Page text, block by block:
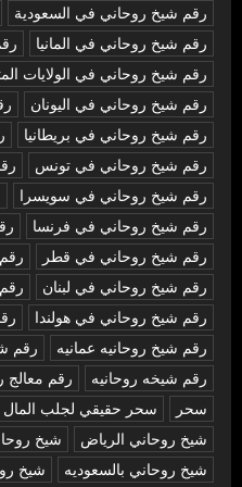
رقم شيخ روحاني في السعودية
رقم شيخ روحاني في المانيا
رقم شيخ روحاني في الولايات
رقم شيخ روحاني في اليونان
رقم شيخ روحاني في بريطانيا
رقم شيخ روحاني في تونس
رقم شيخ روحاني في سويسرا
رقم شيخ روحاني في فرنسا
رقم شيخ روحاني في قطر
رقم شيخ روحاني في لبنان
رقم شيخ روحاني في هولندا
رقم شيخ روحانيه عمانيه
رقم
رقم شيخه روحانيه
رقم معالج
سحر
سحر حقيقي لجلب المال
شيخ روحاني الرياض
شيخ
شيخ روحاني بالسعوديه
شيخ